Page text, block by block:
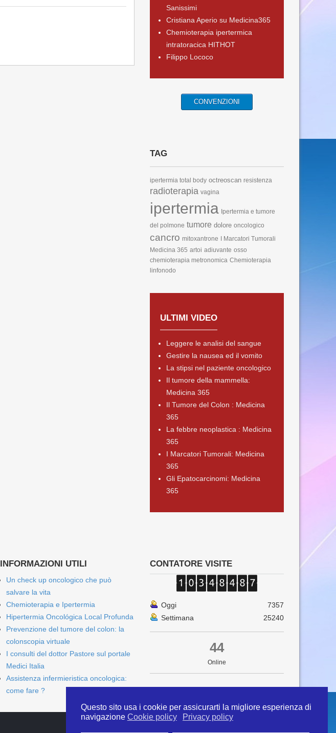
Questo sito usa i cookie per assicurarti la migliore esperienza di
navigazione Cookie policy Privacy policy
Sanissimi
Cristiana Aperio su Medicina365
Chemioterapia ipertermica
intratoracica HITHOT
Filippo Lococo
CONVENZIONI
TAG
ipertermia total body octreoscan resistenza
radioterapia vagina
ipertermia Ipertermia e tumore
del polmone tumore dolore oncologico
cancro mitoxantrone
I Marcatori Tumorali
Medicina 365 artoi adiuvante osso
chemioterapia metronomica Chemioterapia
linfonodo
ULTIMI VIDEO
Leggere le analisi del sangue
Gestire la nausea ed il vomito
La stipsi nel paziente oncologico
Il tumore della mammella:
Medicina 365
Il Tumore del Colon : Medicina
365
La febbre neoplastica : Medicina
365
I Marcatori Tumorali: Medicina
365
Gli Epatocarcinomi: Medicina
365
INFORMAZIONI UTILI
Un check up oncologico che può
salvare la vita
Chemioterapia e Ipertermia
Hipertermia Oncológica Local Profunda
Prevenzione del tumore del colon: la
colonscopia virtuale
I consulti del dottor Pastore sul portale
Medici Italia
Assistenza infermieristica oncologica:
come fare ?
CONTATORE VISITE
Oggi
7357
Settimana
25240
44
Online